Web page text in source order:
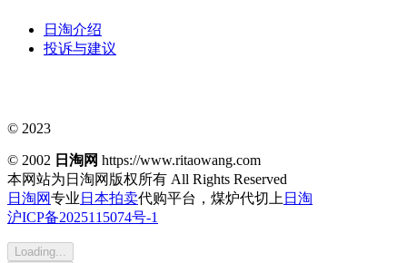
日淘介绍
投诉与建议
© 2023
© 2002 日淘网 https://www.ritaowang.com
本网站为日淘网版权所有 All Rights Reserved
日淘网专业 日本拍卖代购平台，煤炉代切上 日淘
沪ICP备2025115074号-1
Loading...